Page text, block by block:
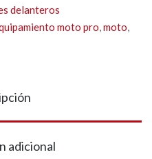
delanteros
moto pro,moto,
adicional